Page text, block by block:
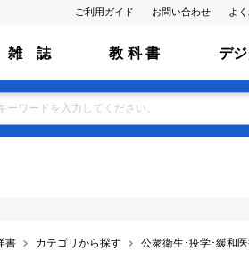
ご利用ガイド お問い合わせ よ
雑 誌 教 科 書 デ
書 カテゴリから探す 公衆衛生･疫学･緩和